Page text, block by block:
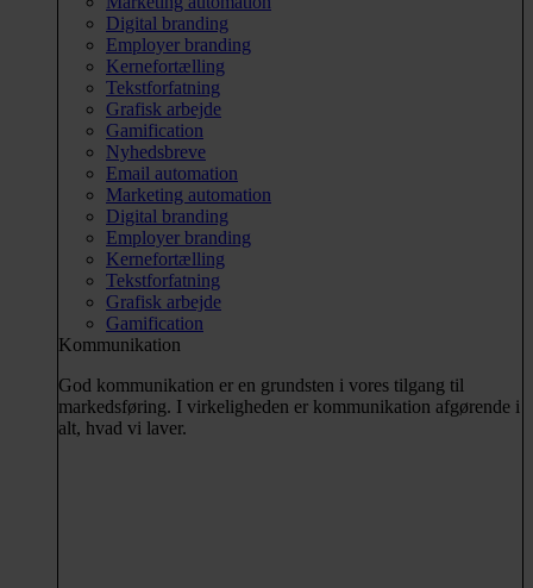
Digital branding
Employer branding
Kernefortælling
Tekstforfatning
Grafisk arbejde
Gamification
Nyhedsbreve
Email automation
Marketing automation
Digital branding
Employer branding
Kernefortælling
Tekstforfatning
Grafisk arbejde
Gamification
Kommunikation
God kommunikation er en grundsten i vores tilgang til
markedsføring. I virkeligheden er kommunikation afgørende i
alt, hvad vi laver.